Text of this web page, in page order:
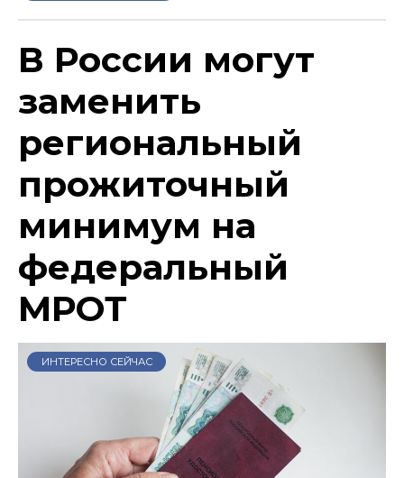
В России могут
заменить
региональный
прожиточный
минимум на
федеральный
МРОТ
ИНТЕРЕСНО СЕЙЧАС